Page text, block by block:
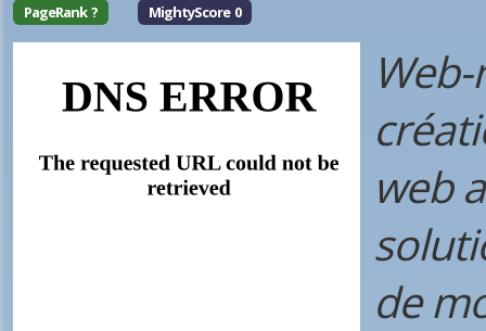
PageRank ? MightyScore 0
web
de